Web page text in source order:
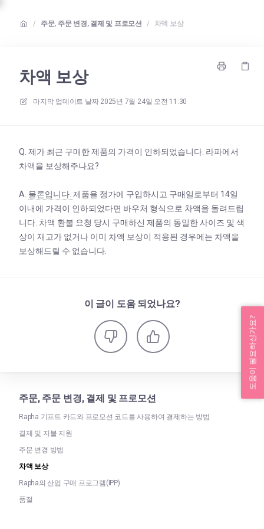
/ 주문, 주문 변경, 결제 및 프로모션 / 차액 보상
차액 보상
마지막 업데이트 날짜 2025년 7월 24일 오전 11:30
Q. 제가 최근 구매한 제품의 가격이 인하되었습니다. 라파에서
차액을 보상해주나요?
A. 물론입니다. 제품을 정가에 구입하시고 구매일로부터 14일
이내에 가격이 인하되었다면 바우처 형식으로 차액을 돌려드립
니다. 차액 환불 요청 당시 구매하신 제품의 동일한 사이즈 및 색
상이 재고가 없거나 이미 차액 보상이 적용된 경우에는 차액을
보상해드릴 수 없습니다.
이 글이 도움 되었나요?
주문, 주문 변경, 결제 및 프로모션
Rapha 기프트 카드와 프로모션 코드를 사용하여 결제하는 방법
결제 및 지불 지원
주문 변경 방법
차액 보상
Rapha의 산업 구매 프로그램(IPP)
품절
도움이 필요하신가요?